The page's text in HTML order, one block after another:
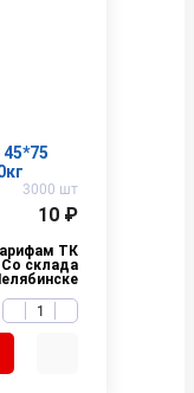
3000 шт
10 ₽
ТК
Со склада